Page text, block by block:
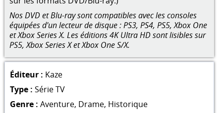
Nos DVD et Blu-ray sont compatibles avec les consoles
équipées d'un lecteur de disque : PS3, PS4, PS5, Xbox One
et Xbox Series X. Les éditions 4K Ultra HD sont lisibles sur
PS5, Xbox Series X et Xbox One S/X.
Éditeur : Kaze
Type : Série TV
Genre : Aventure, Drame, Historique